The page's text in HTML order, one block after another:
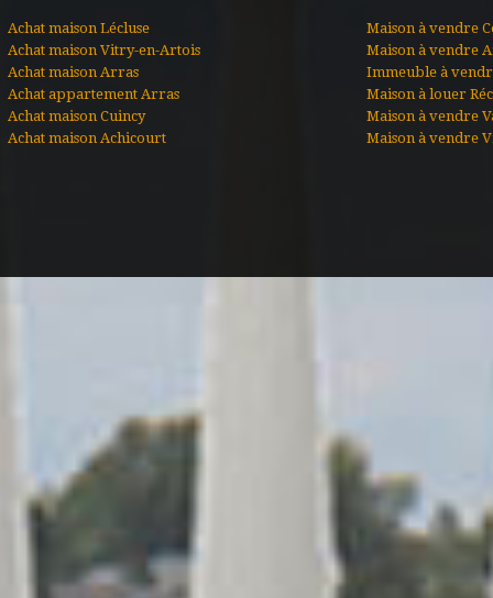
Achat maison Lécluse
Achat maison Vitry-en-Artois
Achat maison Arras
Achat appartement Arras
Achat maison Cuincy
Achat maison Achicourt
Maison à vendre
Maison à vendre
Immeuble à
Maison à louer
Maison à vendre
Maison à vendre